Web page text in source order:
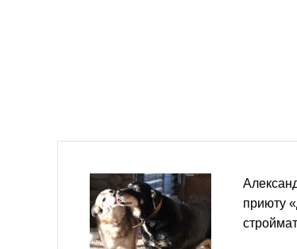
приюту